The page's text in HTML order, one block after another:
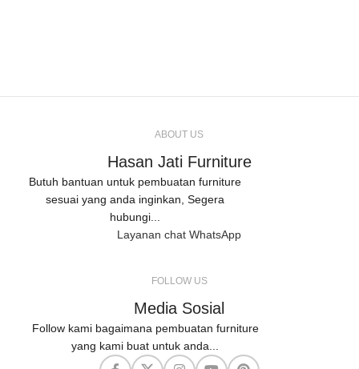
ABOUT US
Hasan Jati Furniture
Butuh bantuan untuk pembuatan furniture
sesuai yang anda inginkan, Segera
hubungi...
Layanan chat WhatsApp
FOLLOW US
Media Sosial
Follow kami bagaimana pembuatan furniture
yang kami buat untuk anda...